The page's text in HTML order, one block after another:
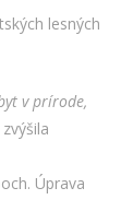
lesných
v prírode,
Úprava